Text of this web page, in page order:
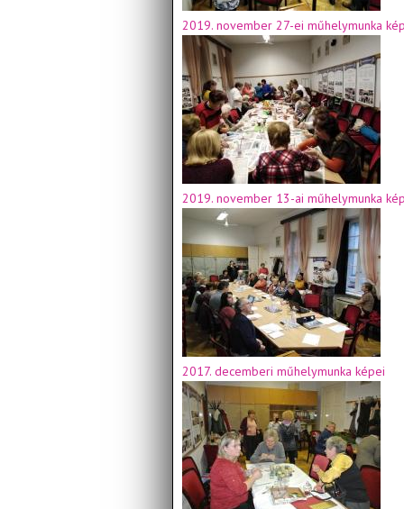
2019. november 27-ei műhelymunka
2019. november 13-ai műhelymunka
2017. decemberi műhelymunka képei